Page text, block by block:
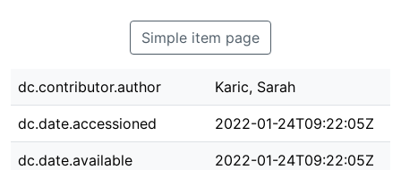
Simple item page
dc.contributor.author Karic, Sarah
dc.date.accessioned 2022-01-24T09:22:05Z
dc.date.available 2022-01-24T09:22:05Z